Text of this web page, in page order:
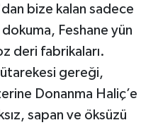
bize kalan sadece
Feshane yün
deri fabrikaları.
gereği,
Donanma Haliç’e
sapan ve öksüzü